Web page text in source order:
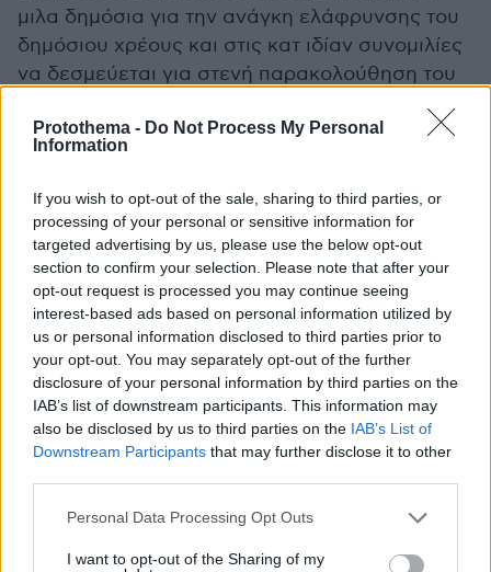
Protothema - Do Not Process My Personal
Information
If you wish to opt-out of the sale, sharing to third parties, or
processing of your personal or sensitive information for
targeted advertising by us, please use the below opt-out
section to confirm your selection. Please note that after your
opt-out request is processed you may continue seeing
interest-based ads based on personal information utilized by
us or personal information disclosed to third parties prior to
your opt-out. You may separately opt-out of the further
disclosure of your personal information by third parties on the
IAB’s list of downstream participants. This information may
also be disclosed by us to third parties on the IAB’s List of
Downstream Participants that may further disclose it to other
Please note that this website/app uses one or more Google
not limited to your visit or usage behaviour. You may click to
Personal Data Processing Opt Outs
I want to opt-out of the Sharing of my
μιλα δημόσια για την ανάγκη ελάφρυνσης του
δημόσιου χρέους και στις κατ ιδίαν συνομιλίες
να δεσμεύεται για στενή παρακολούθηση του
ελληνική οικονομία στέκεται στα πόδια της
βγήκε από την κρίση και ενθάρρυνε
αμερικανούς επιχειρηματίες να επενδύσουν
στην Ελλάδα.
- Είναι η σύσταση ομάδας εργασίας μεταξύ
των υπουργών Οικονομίας για την προώθηση
συγκεκριμένων επενδύσεων στην Ελλάδα,
- Όπως και ότι αναγνωρίστηκαν οι δυνατότητες
πλατφόρμας για LNG (υγροποιημένο αέριο)
στην Αλεξανδρούπολη με την προοπτική να